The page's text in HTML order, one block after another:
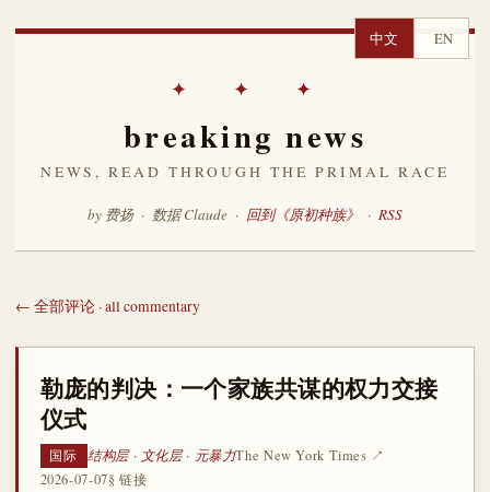
中文 EN
✦ ✦ ✦
breaking news
NEWS, READ THROUGH THE PRIMAL RACE
by 费扬 · 数据 Claude · 回到《原初种族》 · RSS
← 全部评论 · all commentary
勒庞的判决：一个家族共谋的权力交接
仪式
国际 结构层 · 文化层 · 元暴力The New York Times ↗
2026-07-07§ 链接